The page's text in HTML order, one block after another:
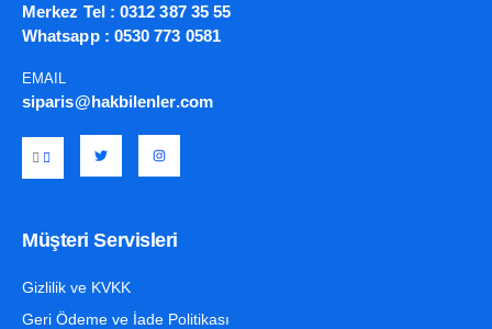
Merkez Tel : 0312 387 35 55
Whatsapp : 0530 773 0581
EMAIL
siparis@hakbilenler.com
Müşteri Servisleri
Gizlilik ve KVKK
Geri Ödeme ve İade Politikası